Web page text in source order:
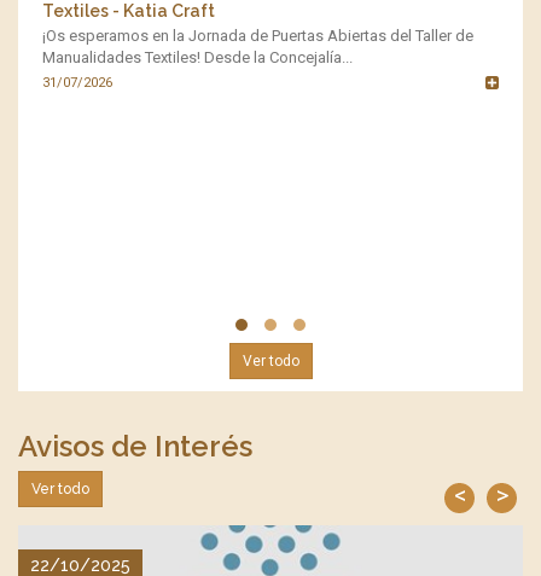
Textiles - Katia Craft
¡Os esperamos en la Jornada de Puertas Abiertas del Taller de
Manualidades Textiles! Desde la Concejalía...
31/07/2026
Ver todo
Avisos de Interés
Ver todo
22/10/2025
< >